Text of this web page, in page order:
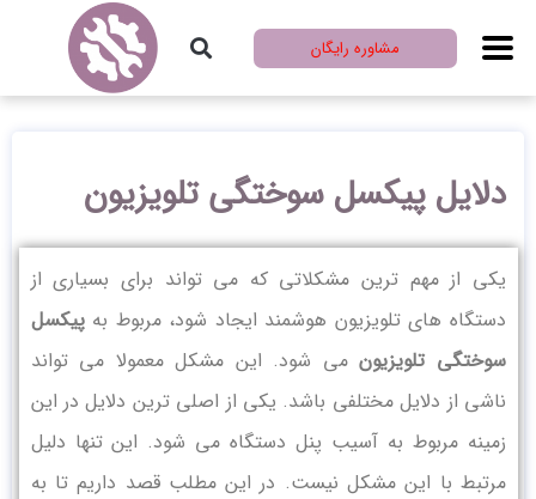
مشاوره رایگان
دلایل پیکسل سوختگی تلویزیون
یکی از مهم ترین مشکلاتی که می تواند برای بسیاری از
دستگاه های تلویزیون هوشمند ایجاد شود، مربوط بهپیکسل
سوختگی تلویزیونمی شود. این مشکل معمولا می تواند
ناشی از دلایل مختلفی باشد. یکی از اصلی ترین دلایل در این
زمینه مربوط به آسیب پنل دستگاه می شود. این تنها دلیل
مرتبط با این مشکل نیست. در این مطلب قصد داریم تا به